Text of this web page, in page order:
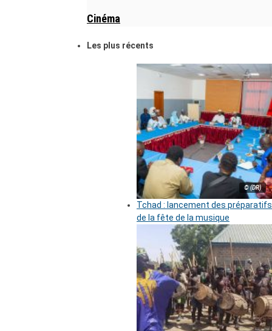
Cinéma
Les plus récents
© (DR)
Tchad : lancement des préparatifs
de la fête de la musique